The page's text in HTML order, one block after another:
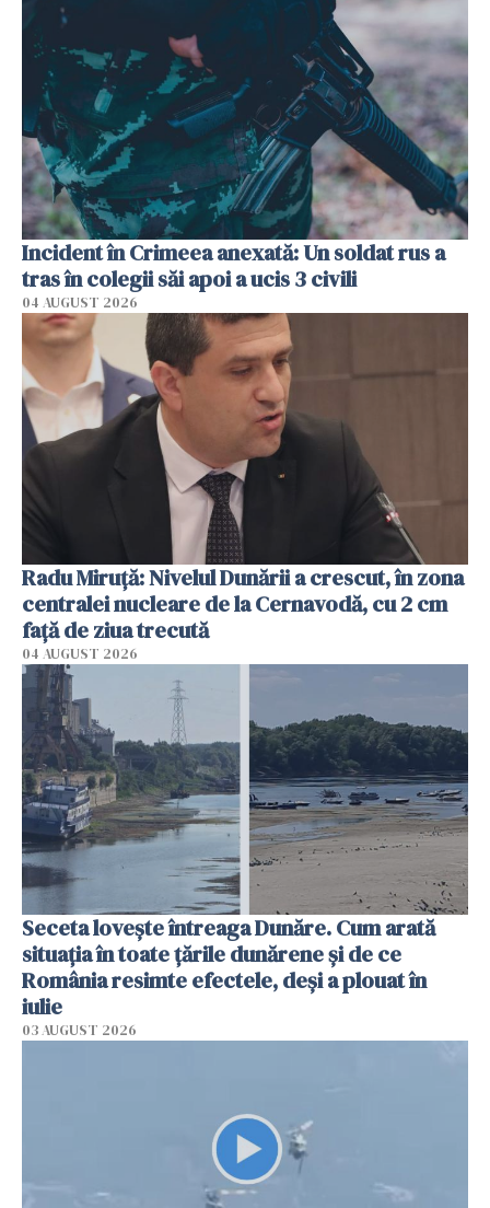
Incident în Crimeea anexată: Un soldat rus a
tras în colegii săi apoi a ucis 3 civili
04 AUGUST 2026
Radu Miruţă: Nivelul Dunării a crescut, în zona
centralei nucleare de la Cernavodă, cu 2 cm
faţă de ziua trecută
04 AUGUST 2026
Seceta lovește întreaga Dunăre. Cum arată
situația în toate țările dunărene și de ce
România resimte efectele, deși a plouat în
iulie
03 AUGUST 2026